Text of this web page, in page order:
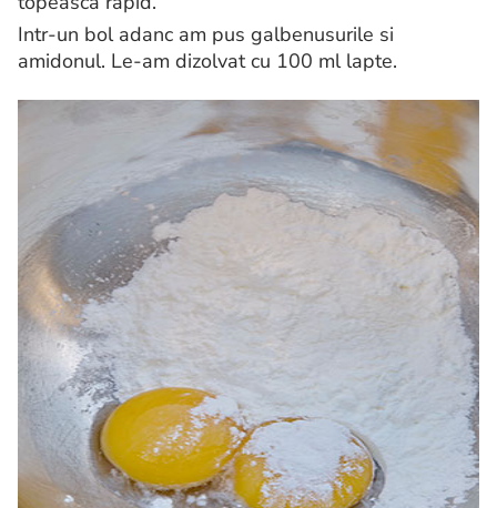
Intr-un bol adanc am pus galbenusurile si
amidonul. Le-am dizolvat cu 100 ml lapte.